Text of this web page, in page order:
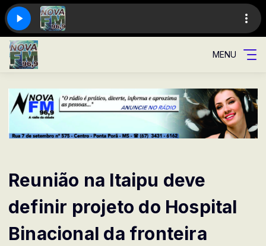
MENU
Reunião na Itaipu deve
definir projeto do Hospital
Binacional da fronteira